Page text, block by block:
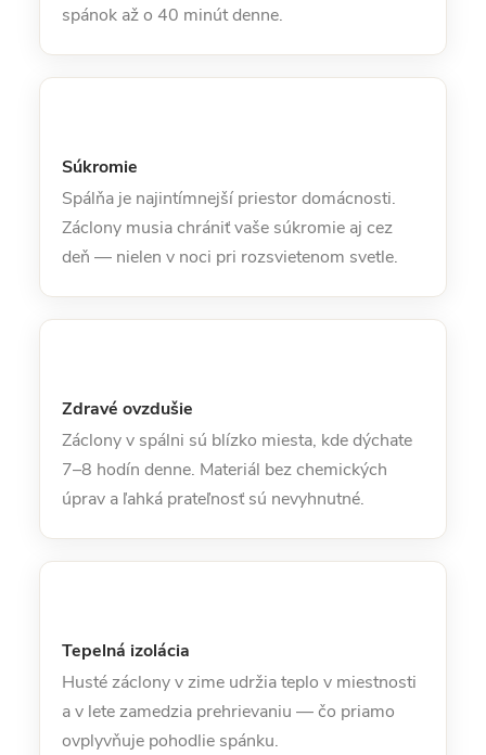
spánok až o 40 minút denne.
Súkromie
Spálňa je najintímnejší priestor domácnosti.
Záclony musia chrániť vaše súkromie aj cez
deň — nielen v noci pri rozsvietenom svetle.
Zdravé ovzdušie
Záclony v spálni sú blízko miesta, kde dýchate
7–8 hodín denne. Materiál bez chemických
úprav a ľahká prateľnosť sú nevyhnutné.
Tepelná izolácia
Husté záclony v zime udržia teplo v miestnosti
a v lete zamedzia prehrievaniu — čo priamo
ovplyvňuje pohodlie spánku.